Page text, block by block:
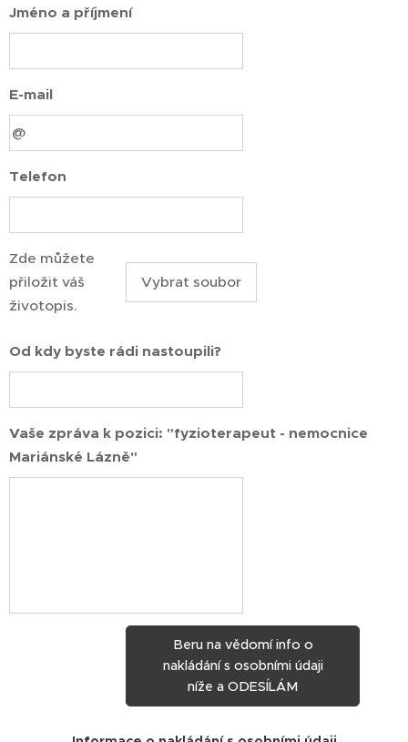
Jméno a příjmení
E-mail
Telefon
Zde můžete
přiložit váš
životopis.
Vybrat soubor
Od kdy byste rádi nastoupili?
Vaše zpráva k pozici: "fyzioterapeut - nemocnice
Mariánské Lázně"
Beru na vědomí info o
nakládání s osobními údaji
níže a ODESÍLÁM